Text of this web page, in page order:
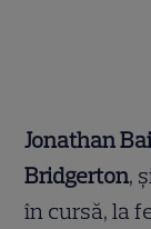
Jonathan
Bridgerton,
în cursă, la